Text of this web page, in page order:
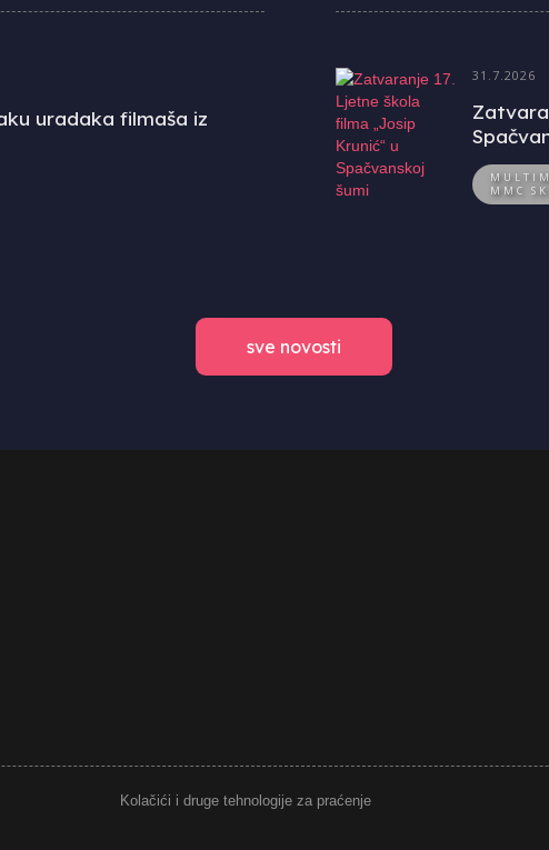
uradaka filmaša iz
31.7.2026
MMC
sve novosti
Kolačići i druge tehnologije za praćenje